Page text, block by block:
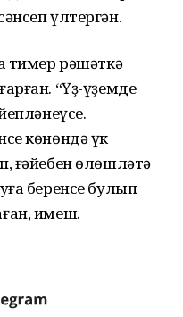
үлтергән.
тимер рәшәткә
“Үҙ-үҙемде
көнөндә үк
ғәйебен өлөшләтә
беренсе булып
имеш.